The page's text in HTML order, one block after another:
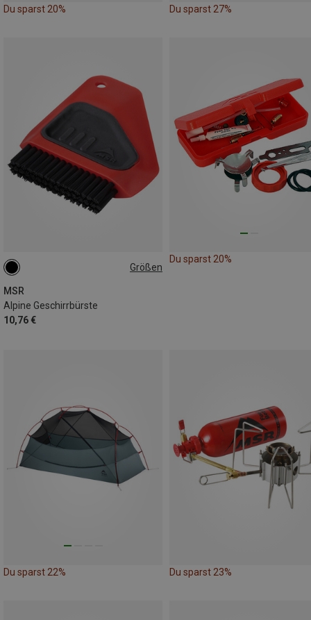
Du sparst 20% Du sparst 27%
Größen
MSR
Alpine Geschirrbürste
10,76 €
ONE SIZE
Du sparst 20%
Du sparst 22% Du sparst 23%